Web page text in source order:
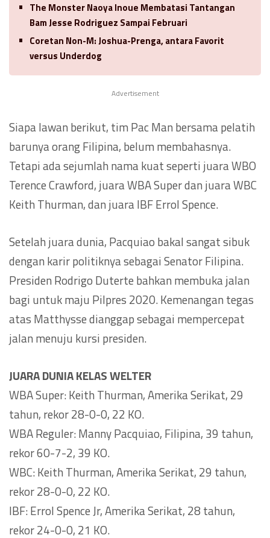
The Monster Naoya Inoue Membatasi Tantangan
Bam Jesse Rodriguez Sampai Februari
Coretan Non-M: Joshua-Prenga, antara Favorit
versus Underdog
Advertisement
Siapa lawan berikut, tim Pac Man bersama pelatih
barunya orang Filipina, belum membahasnya.
Tetapi ada sejumlah nama kuat seperti juara WBO
Terence Crawford, juara WBA Super dan juara WBC
Keith Thurman, dan juara IBF Errol Spence.
Setelah juara dunia, Pacquiao bakal sangat sibuk
dengan karir politiknya sebagai Senator Filipina.
Presiden Rodrigo Duterte bahkan membuka jalan
bagi untuk maju Pilpres 2020. Kemenangan tegas
atas Matthysse dianggap sebagai mempercepat
jalan menuju kursi presiden.
JUARA DUNIA KELAS WELTER
WBA Super: Keith Thurman, Amerika Serikat, 29
tahun, rekor 28-0-0, 22 KO.
WBA Reguler: Manny Pacquiao, Filipina, 39 tahun,
rekor 60-7-2, 39 KO.
WBC: Keith Thurman, Amerika Serikat, 29 tahun,
rekor 28-0-0, 22 KO.
IBF: Errol Spence Jr, Amerika Serikat, 28 tahun,
rekor 24-0-0, 21 KO.